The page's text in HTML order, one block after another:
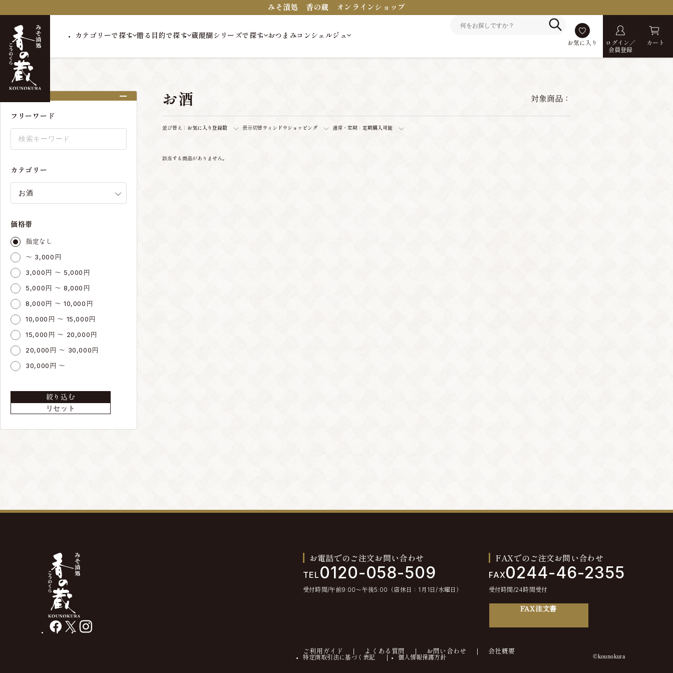
みそ漬処 香の蔵 オンラインショップ
カテゴリーで探す 贈る目的で探す 蔵醍醐シリーズで探す おつまみコンシェルジュ
お気に入り
ログイン／
会員登録
カート
トップ お酒
フリーワード
カテゴリー
価格帯
指定なし
～ 3,000円
3,000円 ～ 5,000円
5,000円 ～ 8,000円
8,000円 ～ 10,000円
10,000円 ～ 15,000円
15,000円 ～ 20,000円
20,000円 ～ 30,000円
30,000円 ～
絞り込む
リセット
お酒 対象商品：
並び替え： お気に入り登録数 表示切替 ウィンドウショッピング 通常・定期： 定期購入可能
該当する商品がありません。
facebook
X instagram
お電話でのご注文お問い合わせ
TEL 0120-058-509
受付時間/午前9:00〜午後5:00（店休日：1月1日/水曜日）
FAXでのご注文お問い合わせ
FAX0244-46-2355
受付時間/24時間受付
FAX注文書
ご利用ガイド よくある質問 お問い合わせ 会社概要
特定商取引法に基づく表記 個人情報保護方針 ©kounokura